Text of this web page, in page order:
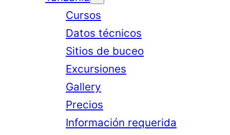
Cursos
Datos técnicos
Sitios de buceo
Excursiones
Gallery
Precios
Información requerida